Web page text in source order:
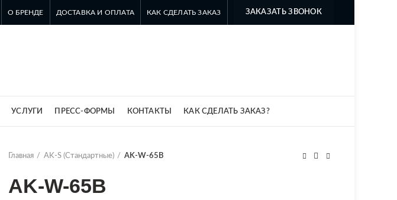
О БРЕНДЕ ДОСТАВКА И ОПЛАТА КАК СДЕЛАТЬ ЗАКАЗ ЗАКАЗАТЬ ЗВОНОК
УСЛУГИ ПРЕСС-ФОРМЫ КОНТАКТЫ КАК СДЕЛАТЬ ЗАКАЗ?
Главная AK-S (Стандартные) AK-W-65B
AK-W-65B